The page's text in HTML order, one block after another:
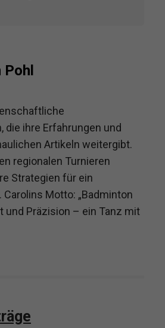
Pohl
die ihre Erfahrungen und
Artikeln weitergibt.
regionalen Turnieren
Strategien für ein
Motto: „Badminton
und Präzision – ein Tanz mit